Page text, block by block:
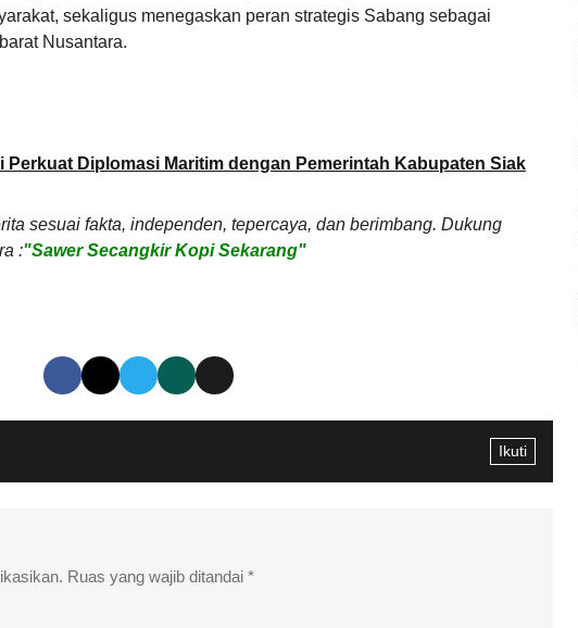
sekaligus menegaskan peran strategis Sabang sebagai
Nusantara.
Perkuat Diplomasi Maritim dengan Pemerintah Kabupaten Siak
sesuai fakta, independen, tepercaya, dan berimbang. Dukung
:"Sawer Secangkir Kopi Sekarang"
Ikuti
Ruas yang wajib ditandai *